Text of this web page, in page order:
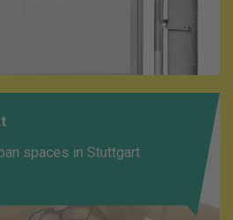
spaces in Stuttgart